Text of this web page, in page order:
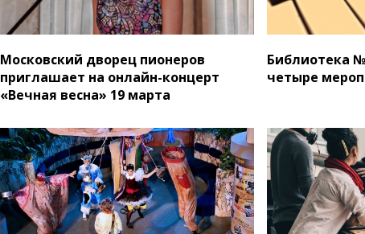
Московский дворец пионеров
приглашает на онлайн-концерт
«Вечная весна» 19 марта
Библиотека
четыре